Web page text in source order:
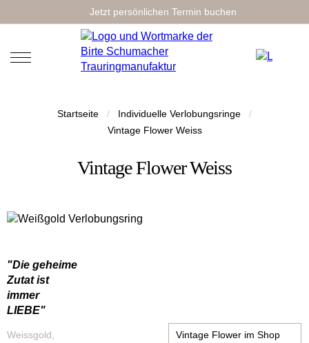
Jetzt persönlichen Termin buchen
Startseite / Individuelle Verlobungsringe
/
Vintage Flower Weiss
Vintage Flower Weiss
"Die geheime
Zutat ist
immer
LIEBE"
Weissgold,
Vintage Flower im Shop